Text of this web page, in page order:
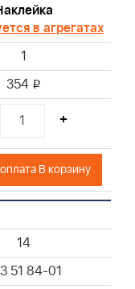
в агрегатах
1
354 i
+
В корзину
14
51 84-01